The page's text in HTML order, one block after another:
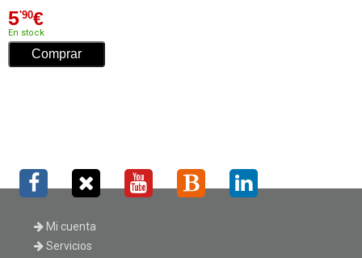
5'90€
En stock
Mi cuenta
Servicios